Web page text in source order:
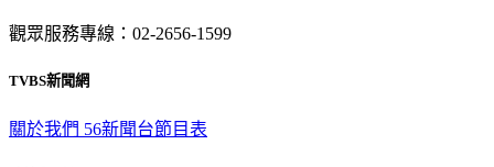
觀眾服務專線：02-2656-1599
TVBS新聞網
關於我們 56新聞台節目表